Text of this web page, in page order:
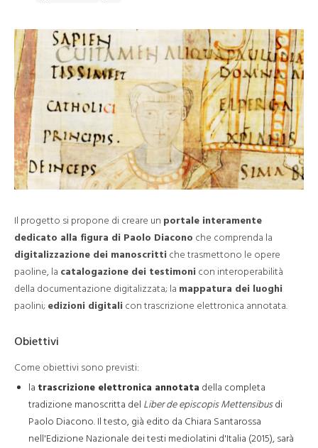
Il progetto si propone di creare un portale interamente
dedicato alla figura di Paolo Diacono che comprenda la
digitalizzazione dei manoscritti che trasmettono le opere
paoline, la catalogazione dei testimoni con interoperabilità
della documentazione digitalizzata; la mappatura dei luoghi
paolini; edizioni digitali con trascrizione elettronica annotata.
Obiettivi
Come obiettivi sono previsti:
la trascrizione elettronica annotata della completa
tradizione manoscritta del Liber de episcopis Mettensibusdi
Paolo Diacono. Il testo, già edito da Chiara Santarossa
nell'Edizione Nazionale dei testi mediolatini d'Italia (2015), sarà